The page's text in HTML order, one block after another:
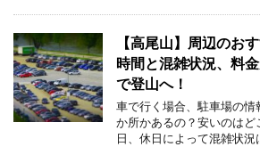
【高尾山】周辺のお
時間と混雑状況、料
で登山へ！
車で行く場合、駐車場の
か所かあるの？安いのは
日、休日によって混雑状